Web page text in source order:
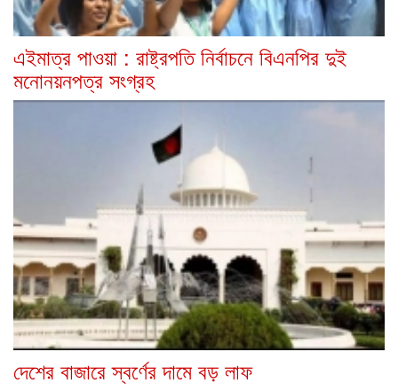
এইমাত্র পাওয়া : রাষ্ট্রপতি নির্বাচনে বিএনপির দুই
মনোনয়নপত্র সংগ্রহ
দেশের বাজারে স্বর্ণের দামে বড় লাফ